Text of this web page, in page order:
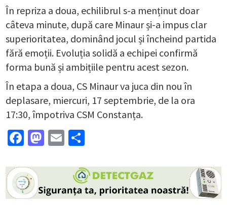
În repriza a doua, echilibrul s-a menținut doar
câteva minute, după care Minaur și-a impus clar
superioritatea, dominând jocul și încheind partida
fără emoții. Evoluția solidă a echipei confirmă
forma bună și ambițiile pentru acest sezon.
În etapa a doua, CS Minaur va juca din nou în
deplasare, miercuri, 17 septembrie, de la ora
17:30, împotriva CSM Constanța.
Facebook
Mastodon
Email